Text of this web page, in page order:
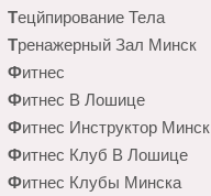
Тецйпирование Тела
Тренажерный Зал Минск
Фитнес
Фитнес В Лошице
Фитнес Инструктор Минск
Фитнес Клуб В Лошице
Фитнес Клубы Минска